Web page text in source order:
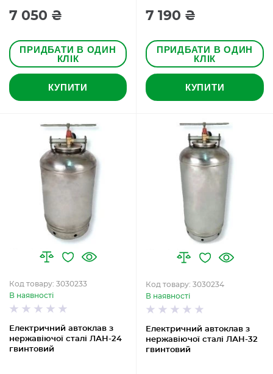
7 050 ₴
ПРИДБАТИ В ОДИН
КЛІК
КУПИТИ
7 190 ₴
ПРИДБАТИ В ОДИН
КЛІК
КУПИТИ
Електричний автоклав з
нержавіючої сталі ЛАН-24
гвинтовий
Код товару: 3030233
В наявності
Електричний автоклав з
нержавіючої сталі ЛАН-32
гвинтовий
Код товару: 3030234
В наявності